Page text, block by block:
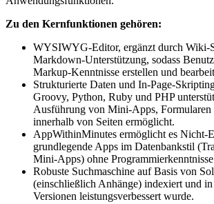
Zu den Kernfunktionen gehören:
WYSIWYG-Editor, ergänzt durch Wiki-
Markdown-Unterstützung, sodass
Markup-Kenntnisse erstellen und
Strukturierte Daten und In-Page-
Groovy, Python, Ruby und PHP
Ausführung von Mini-Apps, Formularen
innerhalb von Seiten ermöglicht.
AppWithinMinutes ermöglicht es Nicht-
grundlegende Apps im Datenbankstil
Mini-Apps) ohne
Robuste Suchmaschine auf Basis von
(einschließlich Anhänge) indexiert und in
Versionen leistungsverbessert wurde.